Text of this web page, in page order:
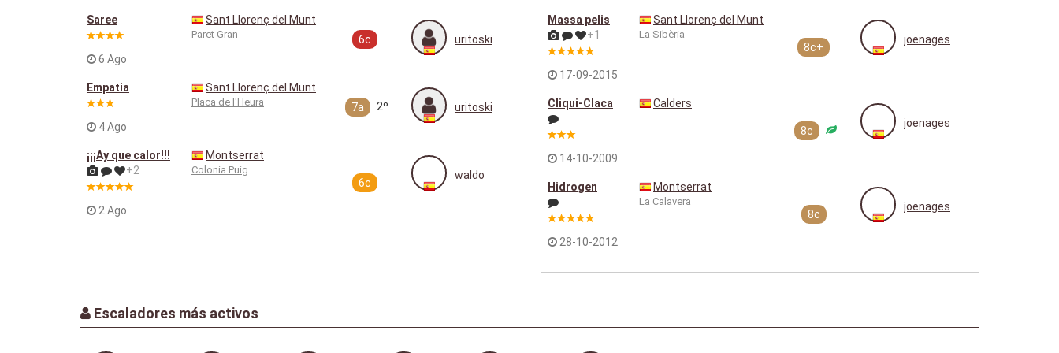
Saree
6 Ago
Sant Llorenç del Munt
Paret Gran 6c uritoski
Empatia
4 Ago
Sant Llorenç del Munt
Placa de l'Heura 7a 2º uritoski
¡¡¡Ay que calor!!!
+2
2 Ago
Montserrat
Colonia Puig
6c
waldo
Massa pelis
+1
17-09-2015
Sant Llorenç del Munt
La Sibèria
8c+
joenages
Cliqui-Claca
14-10-2009
Calders
8c
joenages
Hidrogen
28-10-2012
Montserrat
La Calavera
8c
joenages
Escaladores más activos